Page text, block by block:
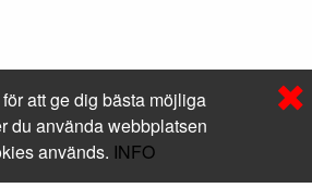
att ge dig bästa möjliga
du använda webbplatsen
används. INFO